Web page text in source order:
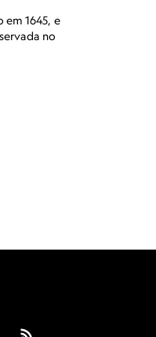
1645, e
no